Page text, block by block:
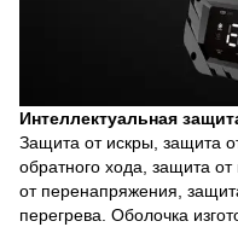
Интеллектуальная
Защита от искры, защита
обратного хода, защита
от перенапряжения,
перегрева. Оболочка